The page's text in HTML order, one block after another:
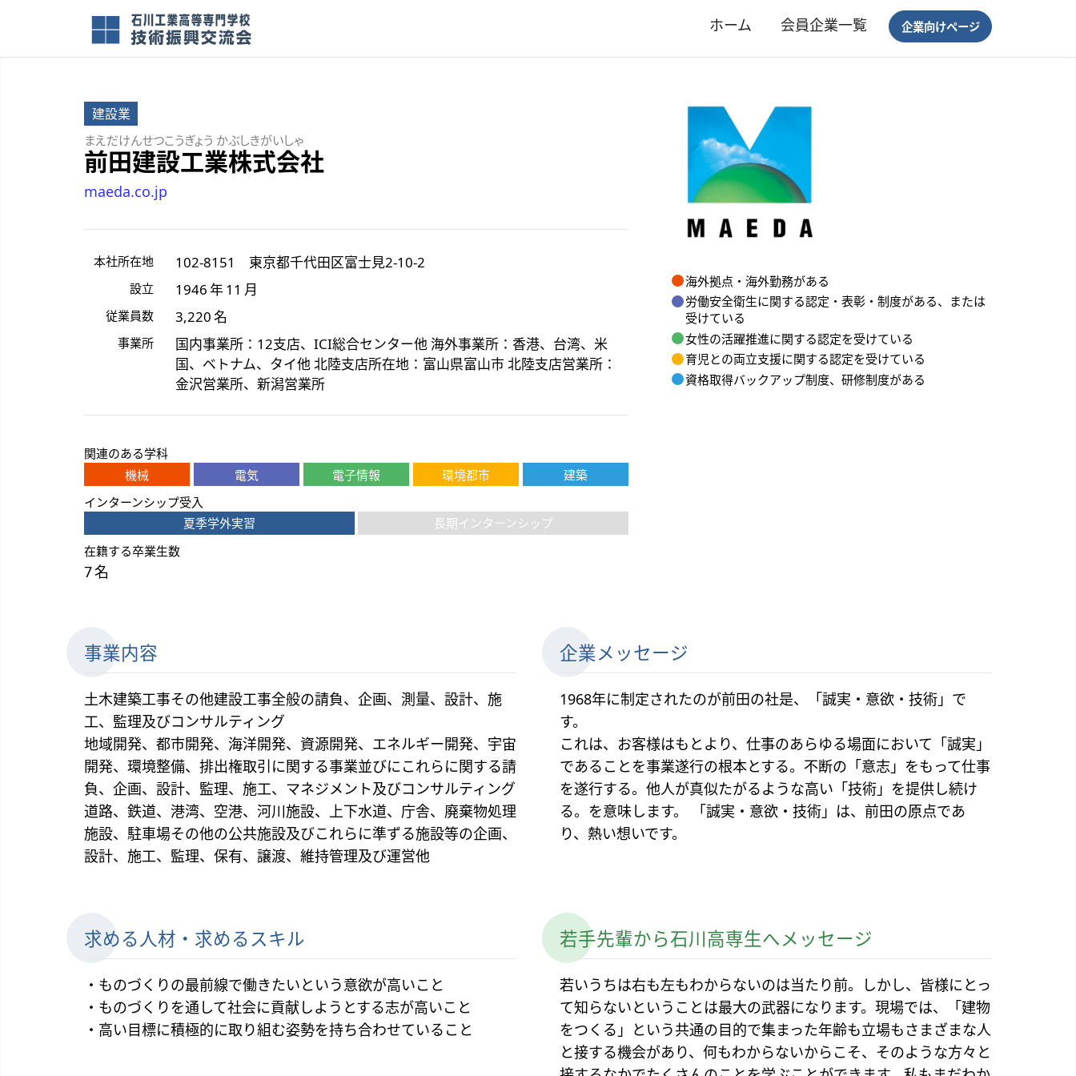
ホーム 会員企業一覧 企業向けページ
建設業
前田建設工業株式会社
まえだけんせつこうぎょう かぶしきがいしゃ
maeda.co.jp
本社所在地 102-8151 東京都千代田区富士見2-10-2
設立 1946 年 11 月
従業員数 3,220 名
事業所
国内事業所：12支店、ICI総合センター他 海外事業所：香港、台湾、米
国、ベトナム、タイ他 北陸支店所在地：富山県富山市 北陸支店営業所：
金沢営業所、新潟営業所
関連のある学科
機械
電気 電子情報 環境都市
建築
インターンシップ受入
夏季学外実習
長期インターンシップ
在籍する卒業生数
7 名
海外拠点・海外勤務がある
労働安全衛生に関する認定・表彰・制度がある、または
受けている
女性の活躍推進に関する認定を受けている
育児との両立支援に関する認定を受けている
資格取得バックアップ制度、研修制度がある
事業内容
土木建築工事その他建設工事全般の請負、企画、測量、設計、施
工、監理及びコンサルティング
地域開発、都市開発、海洋開発、資源開発、エネルギー開発、宇宙
開発、環境整備、排出権取引に関する事業並びにこれらに関する請
負、企画、設計、監理、施工、マネジメント及びコンサルティング
道路、鉄道、港湾、空港、河川施設、上下水道、庁舎、廃棄物処理
施設、駐車場その他の公共施設及びこれらに準ずる施設等の企画、
設計、施工、監理、保有、譲渡、維持管理及び運営他
企業メッセージ
1968年に制定されたのが前田の社是、「誠実・意欲・技術」で
す。
これは、お客様はもとより、仕事のあらゆる場面において「誠実」
であることを事業遂行の根本とする。不断の「意志」をもって仕事
を遂行する。他人が真似たがるような高い「技術」を提供し続け
る。を意味します。 「誠実・意欲・技術」は、前田の原点であ
り、熱い想いです。
求める人材・求めるスキル
・ものづくりの最前線で働きたいという意欲が高いこと
・ものづくりを通して社会に貢献しようとする志が高いこと
・高い目標に積極的に取り組む姿勢を持ち合わせていること
若手先輩から石川高専生へメッセージ
若いうちは右も左もわからないのは当たり前。しかし、皆様にとっ
て知らないということは最大の武器になります。現場では、「建物
をつくる」という共通の目的で集まった年齢も立場もさまざまな人
と接する機会があり、何もわからないからこそ、そのような方々と